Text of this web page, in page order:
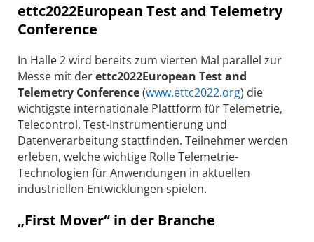
ettc2022European Test and Telemetry
Conference
In Halle 2 wird bereits zum vierten Mal parallel zur
Messe mit derettc2022European Test and
Telemetry Conference(www.ettc2022.org) die
wichtigste internationale Plattform für Telemetrie,
Telecontrol, Test-Instrumentierung und
Datenverarbeitung stattfinden. Teilnehmer werden
erleben, welche wichtige Rolle Telemetrie-
Technologien für Anwendungen in aktuellen
industriellen Entwicklungen spielen.
„First Mover“ in der Branche